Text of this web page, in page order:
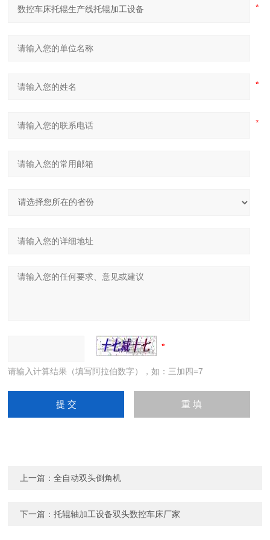
请输入计算结果（填写阿拉伯数字），如：三加四=7
上一篇：全自动双头倒角机
下一篇：托辊轴加工设备双头数控车床厂家